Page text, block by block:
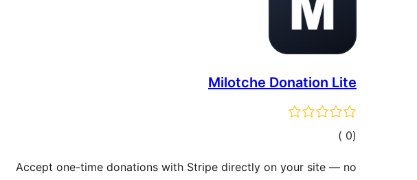
Milotche Donation Lite
(0
إجمالي)
Accept one-time donations with Stripe directly on your site — no